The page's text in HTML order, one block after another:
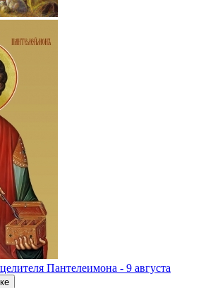
Пантелеимона - 9 августа